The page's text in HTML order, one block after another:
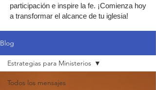
participación e inspire la fe. ¡Comienza hoy
a transformar el alcance de tu iglesia!
Blog
Todos los mensajes
Estrategias para Ministerios